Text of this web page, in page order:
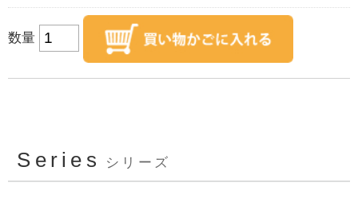
数量
Series シリーズ